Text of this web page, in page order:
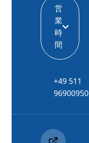
営
業
時
間
+49 511
96900950